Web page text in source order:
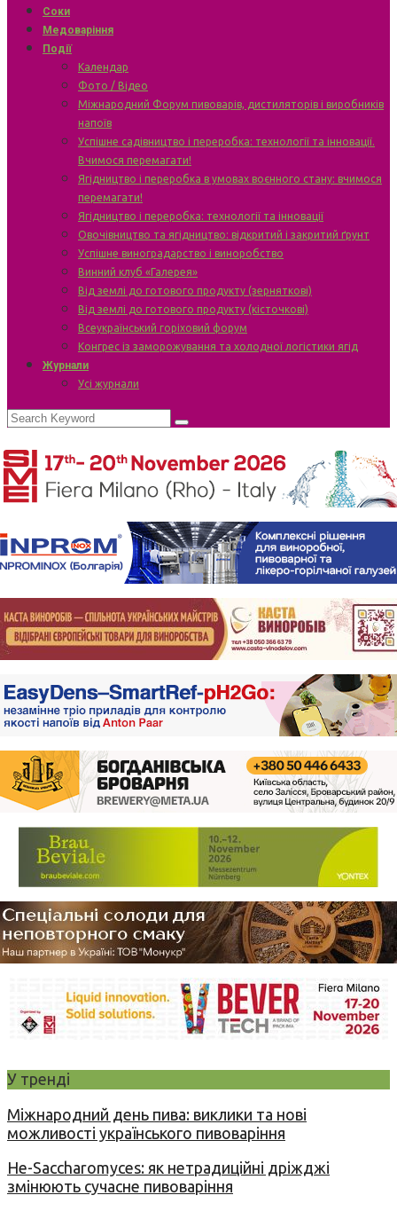
Соки
Медоваріння
Події
Календар
Фото / Відео
Міжнародний Форум пивоварів, дистиляторів і виробників
напоїв
Успішне садівництво і переробка: технології та інновації.
Вчимося перемагати!
Ягідництво і переробка в умовах воєнного стану: вчимося
перемагати!
Ягідництво і переробка: технології та інновації
Овочівництво та ягідництво: відкритий і закритий ґрунт
Успішне виноградарство і виноробство
Винний клуб «Галерея»
Від землі до готового продукту (зерняткові)
Від землі до готового продукту (кісточкові)
Всеукраїнський горіховий форум
Конгрес із заморожування та холодної логістики ягід
Журнали
Усі журнали
У тренді
Міжнародний день пива: виклики та нові
можливості українського пивоваріння
Не-Saccharomyces: як нетрадиційні дріжджі
змінюють сучасне пивоваріння